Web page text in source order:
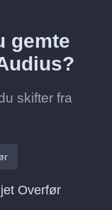
gemte
skifter fra
Overfør